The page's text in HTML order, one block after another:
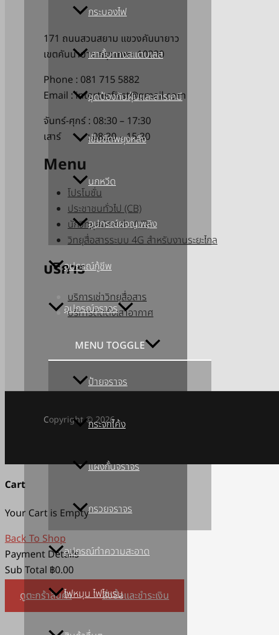
กระบองไฟ
เสากั้นทางสแตนเลส
ชุดป้องกันฝุ่นและสารเคมี
เข็มขัดพยุงหลัง
นกหวีด
อุปกรณ์ผจญเพลิง
อุปกรณ์กู้ชีพ
อุปกรณ์จราจร
MENU TOGGLE
ป้ายจราจร
กระจกโค้ง
แผงกั้นจราจร
กรวยจราจร
อุปกรณ์ทำความสะอาด
ไฟหมุน ไฟไซเรน
171 ถนนสวนสยาม แขวงคันนายาว
เขตคันนายาว กรุงเทพฯ 10230
Phone : 081 715 5882
Email : intertecfirst@gmail.com
จันทร์-ศุกร์ : 08:30 – 17:30
เสาร์ : 08:30 – 15:30
Menu
โปรโมชั่น
ประชาชนทั่วไป (CB)
นักวิทยุสมัครเล่น (VR)
วิทยุสื่อสารระบบ 4G สำหรับงานระยะไกล
บริการ
บริการเช่าวิทยุสื่อสาร
บริการติดตั้งเสาอากาศ
Copyright © 2026
Cart
Your Cart is Empty
Back To Shop
Payment Details
Sub Total ฿0.00
ดูตะกร้าสินค้า
สั่งซื้อและชำระเงิน